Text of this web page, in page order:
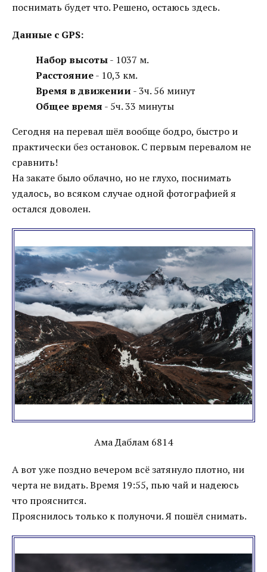
поснимать будет что. Решено, остаюсь здесь.
Данные с GPS:
Набор высоты- 1037 м.
Расстояние- 10,3 км.
Время в движении - 3ч. 56 минут
Общее время - 5ч. 33 минуты
Сегодня на перевал шёл вообще бодро, быстро и
практически без остановок. С первым перевалом не
сравнить!
На закате было облачно, но не глухо, поснимать
удалось, во всяком случае одной фотографией я
остался доволен.
Ама Даблам 6814
А вот уже поздно вечером всё затянуло плотно, ни
черта не видать. Время 19:55, пью чай и надеюсь
что прояснится.
Прояснилось только к полуночи. Я пошёл снимать.